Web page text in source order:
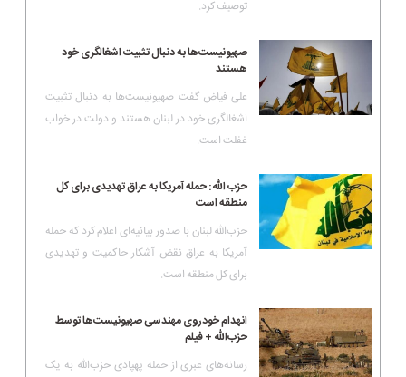
توصیف کرد.
صهیونیست‌ها به دنبال تثبیت اشغالگری خود
هستند
علی فیاض گفت صهیونیست‌ها به دنبال تثبیت
اشغالگری خود در لبنان هستند و دولت در خواب
غفلت است.
حزب الله: حمله آمریکا به عراق تهدیدی برای کل
منطقه است
حزب‌الله لبنان با صدور بیانیه‌ای اعلام کرد که حمله
آمریکا به عراق نقض آشکار حاکمیت و تهدیدی
برای کل منطقه است.
انهدام خودروی مهندسی صهیونیست‌ها توسط
حزب‌الله + فیلم
رسانه‌های عبری از حمله پهپادی حزب‌الله به یک